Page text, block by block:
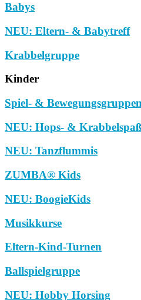
Babys
NEU: Eltern- & Babytreff
Krabbelgruppe
Kinder
Spiel- & Bewegungsgruppen
NEU: Hops- & Krabbelspaß
NEU: Tanzflummis
ZUMBA® Kids
NEU: BoogieKids
Musikkurse
Eltern-Kind-Turnen
Ballspielgruppe
NEU: Hobby Horsing